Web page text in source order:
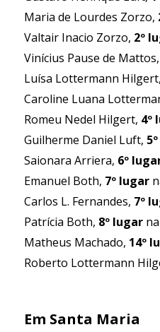
Maria de Lourdes Zorzo,
Valtair Inacio Zorzo, 2º
Vinícius Pause de Mattos,
Luísa Lottermann Hilgert,
Caroline Luana
Romeu Nedel Hilgert, 4º
Guilherme Daniel Luft,
Saionara Arriera, 6º
Emanuel Both, 7º lugar
Carlos L. Fernandes, 7º
Patrícia Both, 8º lugarna
Matheus Machado, 14º
Roberto Lottermann
Em Santa Maria